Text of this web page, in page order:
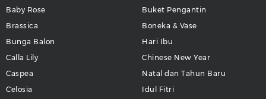
Baby Rose
Brassica
Bunga Balon
Calla Lily
Caspea
Celosia
Buket Pengantin
Boneka & Vase
Hari Ibu
Chinese New Year
Natal dan Tahun Baru
Idul Fitri